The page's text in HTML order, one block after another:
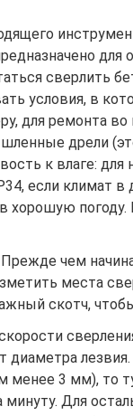
для
сверлить
условия, в
для ремонта
дрели
к влаге:
если климат
хорошую
Прежде чем
места
скотч,
диаметра
менее 3 мм), то
минуту. Для